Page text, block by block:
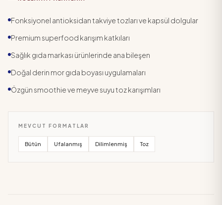
Fonksiyonel antioksidan takviye tozları ve kapsül dolgular
Premium superfood karışım katkıları
Sağlık gıda markası ürünlerinde ana bileşen
Doğal derin mor gıda boyası uygulamaları
Özgün smoothie ve meyve suyu toz karışımları
MEVCUT FORMATLAR
Bütün Ufalanmış Dilimlenmiş Toz